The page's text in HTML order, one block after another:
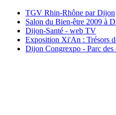
TGV Rhin-Rhône par Dijon
Salon du Bien-être 2009 à
Dijon-Santé - web TV
Exposition Xi'An : Trésors
Dijon Congrexpo - Parc des